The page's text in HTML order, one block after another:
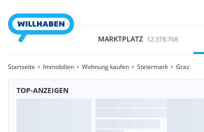
MARKTPLATZ 12.378.768
Startseite Immobilien Wohnung kaufen Steiermark Graz
TOP-ANZEIGEN